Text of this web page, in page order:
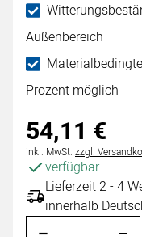
Außenbereich
Prozent möglich
54,11 €
Steuerhinweis:
inkl. MwSt. zzgl.
verfügbar
Lieferzeit 2 - 4
innerhalb